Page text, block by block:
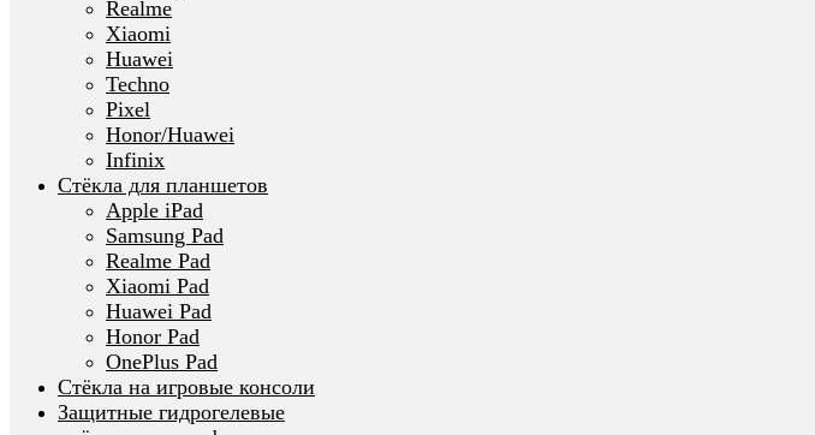
Realme
Xiaomi
Huawei
Techno
Pixel
Honor/Huawei
Infinix
Стёкла для планшетов
Apple iPad
Samsung Pad
Realme Pad
Xiaomi Pad
Huawei Pad
Honor Pad
OnePlus Pad
Стёкла на игровые консоли
Защитные гидрогелевые